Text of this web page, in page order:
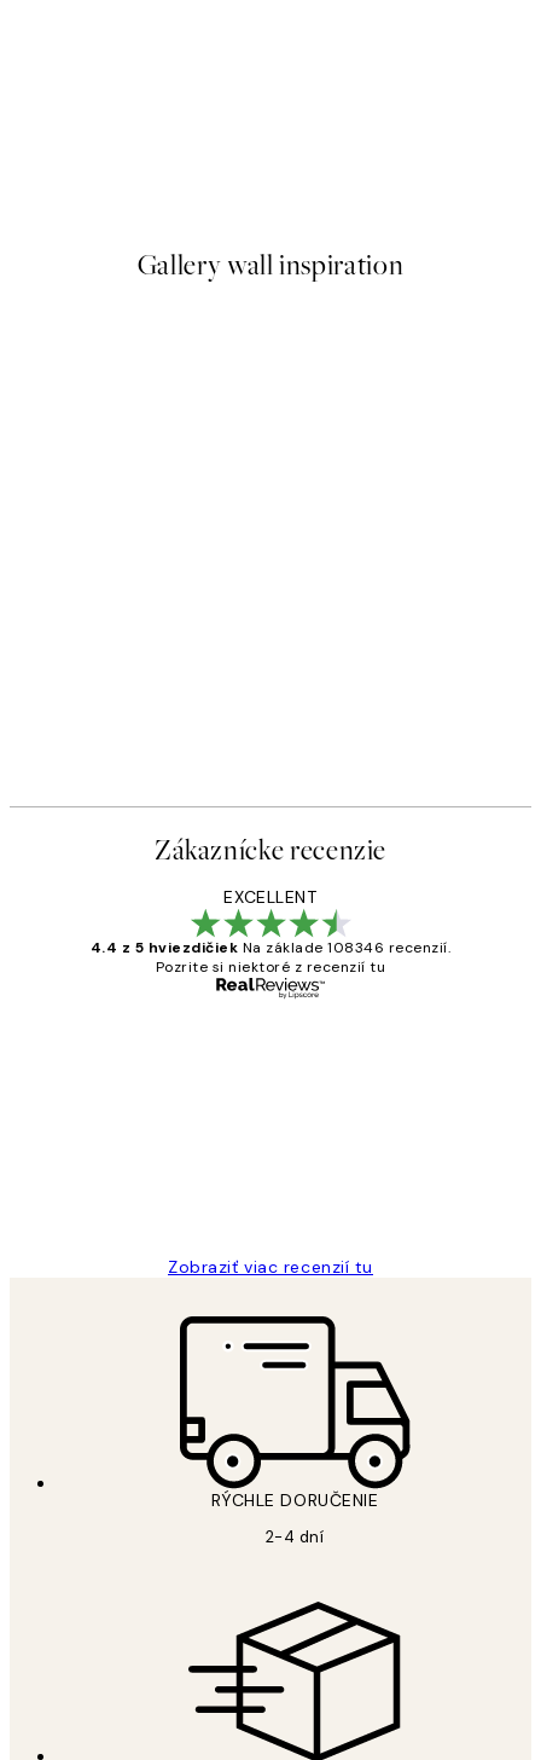
Gallery wall inspiration
Zákaznícke recenzie
EXCELLENT
4.4 z 5 hviezdičiek Na základe 108346 recenzií.
Pozrite si niektoré z recenzií tu
Zobraziť viac recenzií tu
RÝCHLE DORUČENIE
2-4 dní